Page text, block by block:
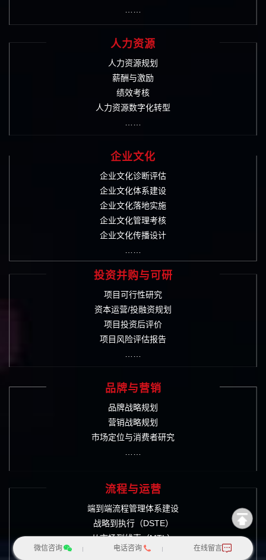
人力资源
人力资源规划
薪酬与激励
绩效考核
人力资源数字化转型
企业文化
企业文化诊断评估
企业文化体系建设
企业文化落地实施
企业文化管理考核
企业文化传播设计
投资并购与可研
项目可行性研究
资本运营/投融资规划
项目投资后评价
项目风险评估报告
品牌与营销
品牌战略规划
营销战略规划
市场定位与消费者研究
流程与运营
端到端流程管理体系建设
战略到执行（DSTE）
从市场到线索（MTL）
集成产品开发（IPD）
微信咨询 电话咨询 在线留言